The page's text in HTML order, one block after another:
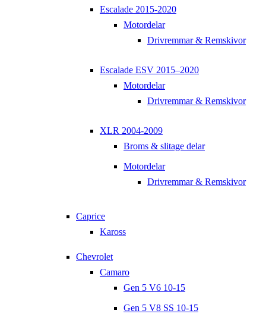
Escalade 2015-2020
Motordelar
Drivremmar & Remskivor
Escalade ESV 2015–2020
Motordelar
Drivremmar & Remskivor
XLR 2004-2009
Broms & slitage delar
Motordelar
Drivremmar & Remskivor
Caprice
Kaross
Chevrolet
Camaro
Gen 5 V6 10-15
Gen 5 V8 SS 10-15